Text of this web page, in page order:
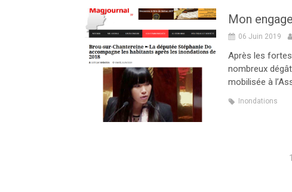
06 Juin 2019
Après les
nombreux
mobilisée à
Inondations